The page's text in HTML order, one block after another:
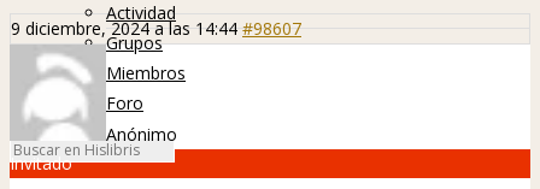
Actividad
Grupos
Miembros
Foro
9 diciembre, 2024 a las 14:44 #98607
Anónimo
Invitado